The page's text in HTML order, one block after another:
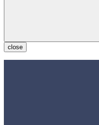
close